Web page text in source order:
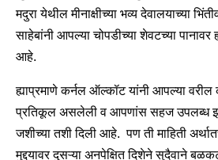
मदुरा येथील मीनाक्षीच्या भव्य देवालयाच्या
साहेबांनी आपल्या चोपडीच्या शेवटच्या पानावर
आहे.
ह्याप्रमाणे कर्नल ऑल्कॉट यांनी आपल्या
प्रतिकूल असलेली व आपणांस सहज उपलब्ध
जशीच्या तशी दिली आहे. पण ती माहिती
मुद्दयावर दुसऱ्या अनपेक्षित दिशेने सुदैवाने